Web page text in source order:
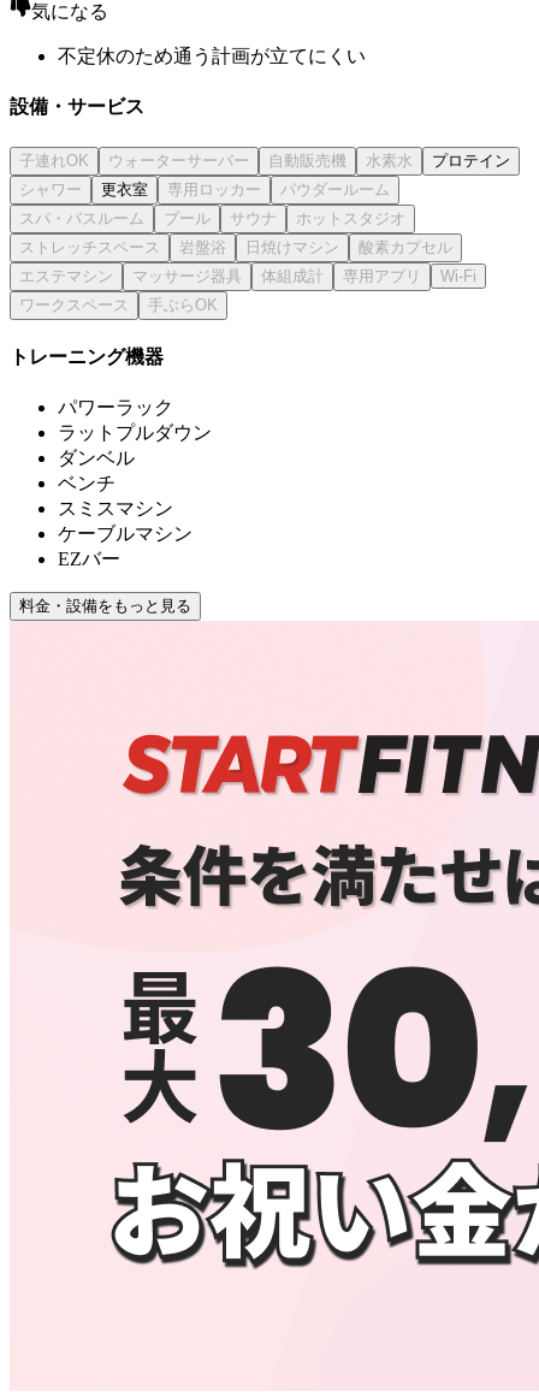
気になる
不定休のため通う計画が立てにくい
設備・サービス
プロテイン
更衣室
トレーニング機器
パワーラック
ラットプルダウン
ダンベル
ベンチ
スミスマシン
ケーブルマシン
EZバー
料金・設備をもっと見る